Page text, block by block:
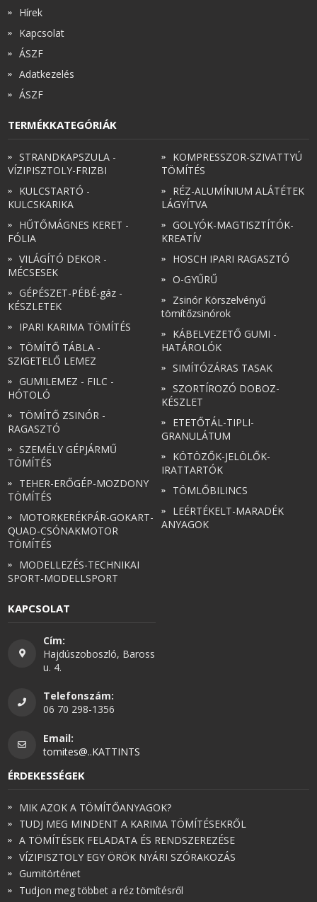
Hírek
Kapcsolat
ÁSZF
Adatkezelés
ÁSZF
TERMÉKKATEGÓRIÁK
STRANDKAPSZULA -
VÍZIPISZTOLY-FRIZBI
KULCSTARTÓ -
KULCSKARIKA
HŰTŐMÁGNES KERET -
FÓLIA
VILÁGÍTÓ DEKOR -
MÉCSESEK
GÉPÉSZET-PÉBÉ-gáz -
KÉSZLETEK
IPARI KARIMA TÖMÍTÉS
TÖMÍTŐ TÁBLA -
SZIGETELŐ LEMEZ
GUMILEMEZ - FILC -
HÓTOLÓ
TÖMÍTŐ ZSINÓR -
RAGASZTÓ
SZEMÉLY GÉPJÁRMŰ
TÖMÍTÉS
TEHER-ERŐGÉP-MOZDONY
TÖMÍTÉS
MOTORKERÉKPÁR-GOKART-
QUAD-CSÓNAKMOTOR
TÖMÍTÉS
MODELLEZÉS-TECHNIKAI
SPORT-MODELLSPORT
KOMPRESSZOR-SZIVATTYÚ
TÖMÍTÉS
RÉZ-ALUMÍNIUM ALÁTÉTEK
LÁGYÍTVA
GOLYÓK-MAGTISZTÍTÓK-
KREATÍV
HOSCH IPARI RAGASZTÓ
O-GYŰRŰ
Zsinór Körszelvényű
tömítőzsinórok
KÁBELVEZETŐ GUMI -
HATÁROLÓK
SIMÍTÓZÁRAS TASAK
SZORTÍROZÓ DOBOZ-
KÉSZLET
ETETŐTÁL-TIPLI-
GRANULÁTUM
KÖTÖZŐK-JELÖLŐK-
IRATTARTÓK
TÖMLŐBILINCS
LEÉRTÉKELT-MARADÉK
ANYAGOK
KAPCSOLAT
Cím:
Hajdúszoboszló, Baross
u. 4.
Telefonszám:
06 70 298-1356
Email:
tomites@..KATTINTS
ÉRDEKESSÉGEK
MIK AZOK A TÖMÍTŐANYAGOK?
TUDJ MEG MINDENT A KARIMA TÖMÍTÉSEKRŐL
A TÖMÍTÉSEK FELADATA ÉS RENDSZEREZÉSE
VÍZIPISZTOLY EGY ÖRÖK NYÁRI SZÓRAKOZÁS
Gumitörténet
Tudjon meg többet a réz tömítésről